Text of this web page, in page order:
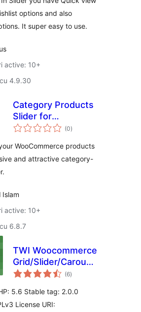
options and also
It super easy to use.
active: 10+
4.9.30
Category Products
Slider for
WooCommerce
(0total
aprecieri
)
WooCommerce products
and attractive category-
Islam
active: 10+
6.8.7
TWI Woocommerce
Grid/Slider/Carousel
Lite
(6total
aprecieri
)
5.6 Stable tag: 2.0.0
License URI: